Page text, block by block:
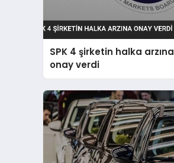
SPK 4 şirketin halka arzına
onay verdi